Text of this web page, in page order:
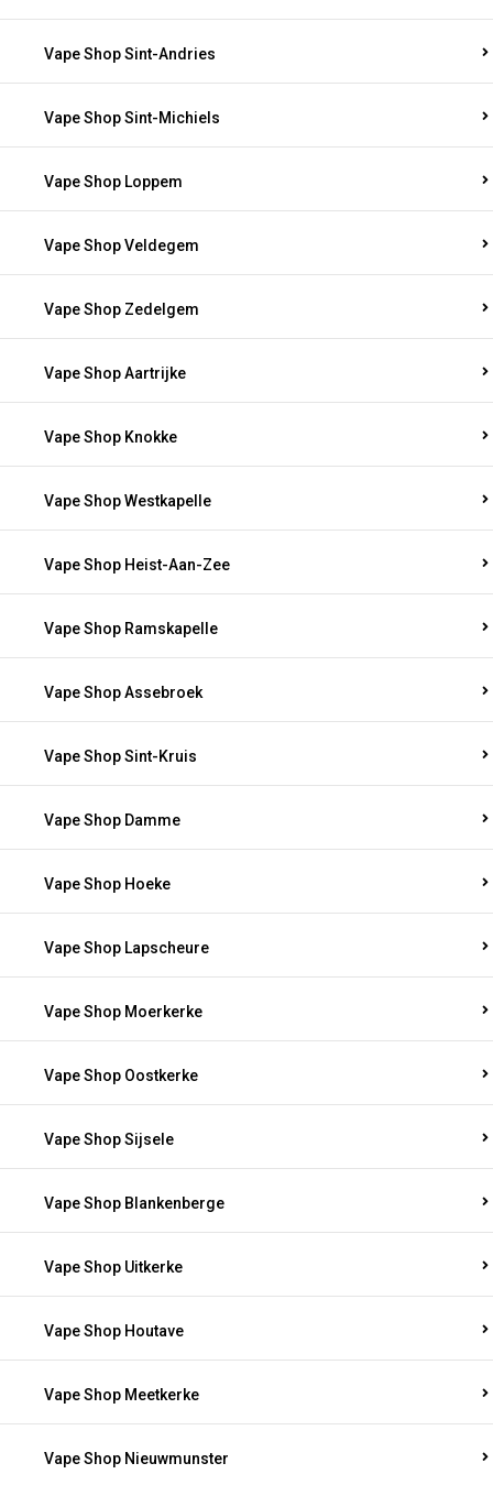
Vape Shop Sint-Andries
Vape Shop Sint-Michiels
Vape Shop Loppem
Vape Shop Veldegem
Vape Shop Zedelgem
Vape Shop Aartrijke
Vape Shop Knokke
Vape Shop Westkapelle
Vape Shop Heist-Aan-Zee
Vape Shop Ramskapelle
Vape Shop Assebroek
Vape Shop Sint-Kruis
Vape Shop Damme
Vape Shop Hoeke
Vape Shop Lapscheure
Vape Shop Moerkerke
Vape Shop Oostkerke
Vape Shop Sijsele
Vape Shop Blankenberge
Vape Shop Uitkerke
Vape Shop Houtave
Vape Shop Meetkerke
Vape Shop Nieuwmunster